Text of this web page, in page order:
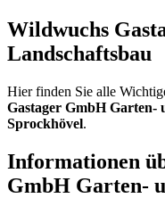
Wildwuchs
Landschaftsbau
Hier finden Sie alle
Gastager GmbH Garten-
Sprockhövel.
Informationen
GmbH Garten-